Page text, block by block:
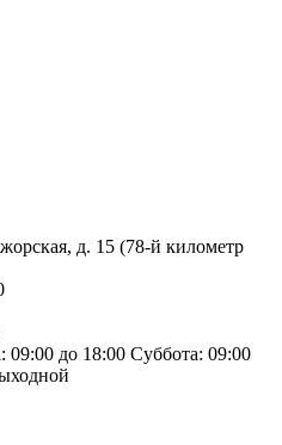
д. 15 (78-й километр
до 18:00 Суббота: 09:00